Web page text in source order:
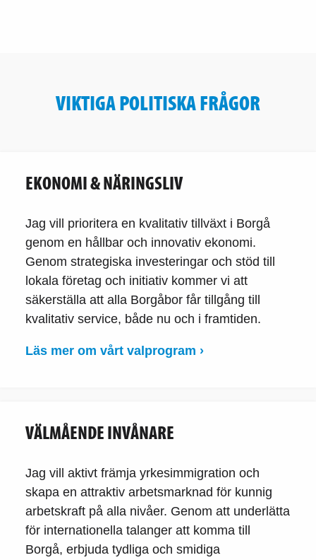
VIKTIGA POLITISKA FRÅGOR
EKONOMI & NÄRINGSLIV
Jag vill prioritera en kvalitativ tillväxt i Borgå
genom en hållbar och innovativ ekonomi.
Genom strategiska investeringar och stöd till
lokala företag och initiativ kommer vi att
säkerställa att alla Borgåbor får tillgång till
kvalitativ service, både nu och i framtiden.
Läs mer om vårt valprogram ›
VÄLMÅENDE INVÅNARE
Jag vill aktivt främja yrkesimmigration och
skapa en attraktiv arbetsmarknad för kunnig
arbetskraft på alla nivåer. Genom att underlätta
för internationella talanger att komma till
Borgå, erbjuda tydliga och smidiga